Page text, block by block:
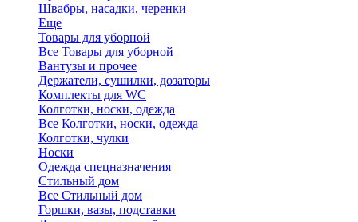
Швабры, насадки, черенки
Еще
Товары для уборной
Все Товары для уборной
Вантузы и прочее
Держатели, сушилки, дозаторы
Комплекты для WC
Колготки, носки, одежда
Все Колготки, носки, одежда
Колготки, чулки
Носки
Одежда спецназначения
Стильный дом
Все Стильный дом
Горшки, вазы, подставки